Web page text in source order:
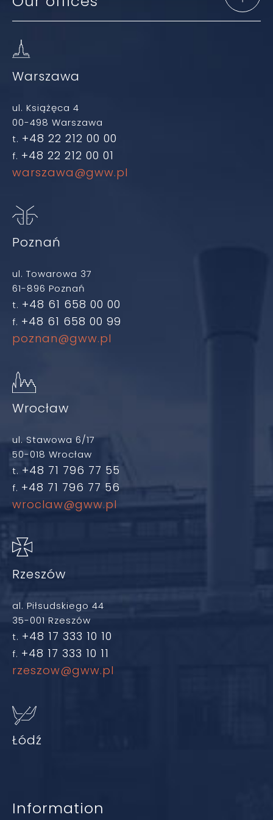
Warszawa
ul. Książęca 4
00-498 Warszawa
t. +48 22 212 00 00
f. +48 22 212 00 01
warszawa@gww.pl
Poznań
ul. Towarowa 37
61-896 Poznań
t. +48 61 658 00 00
f. +48 61 658 00 99
poznan@gww.pl
Wrocław
ul. Stawowa 6/17
50-018 Wrocław
t. +48 71 796 77 55
f. +48 71 796 77 56
wroclaw@gww.pl
Rzeszów
al. Piłsudskiego 44
35-001 Rzeszów
t. +48 17 333 10 10
f. +48 17 333 10 11
rzeszow@gww.pl
Łódź
Information